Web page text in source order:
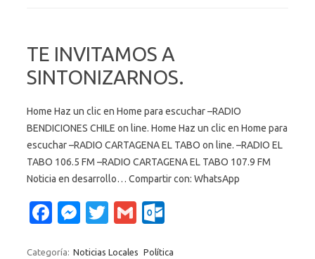
TE INVITAMOS A
SINTONIZARNOS.
Home Haz un clic en Home para escuchar –RADIO
BENDICIONES CHILE on line. Home Haz un clic en Home para
escuchar –RADIO CARTAGENA EL TABO on line. –RADIO EL
TABO 106.5 FM –RADIO CARTAGENA EL TABO 107.9 FM
Noticia en desarrollo… Compartir con: WhatsApp
Fa M
T
G
Categoría: Noticias Locales Política